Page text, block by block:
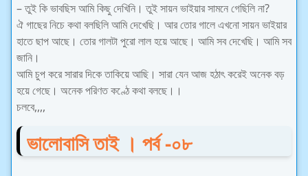
– তুই কি ভাবছিস আমি কিছু দেখিনি। তুই সায়ন ভাইয়ার সামনে গেছিলি না?
ঐ গাছের নিচে কথা বলছিলি আমি দেখেছি। আর তোর গালে এখনো সায়ন ভাইয়ার
হাতে ছাপ আছে। তোর গালটা পুরো লাল হয়ে আছে। আমি সব দেখেছি। আমি সব
জানি।
আমি চুপ করে সারার দিকে তাকিয়ে আছি। সারা যেন আজ হঠাৎ করেই অনেক বড়
হয়ে গেছে। অনেক পরিণত কণ্ঠে কথা বলছে।।
চলবে,,,,
ভালোবাসি তাই । পর্ব -০৮